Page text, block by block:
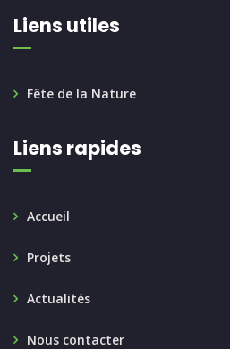
Liens utiles
Fête de la Nature
Liens rapides
Accueil
Projets
Actualités
Nous contacter